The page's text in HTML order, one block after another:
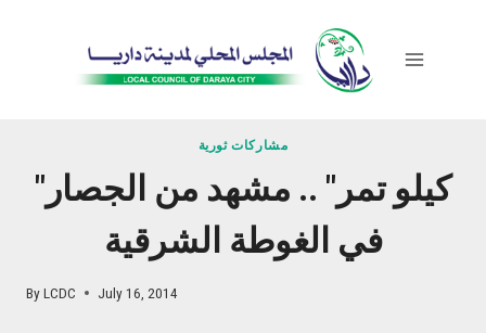
مشاركات ثورية
"كيلو تمر" .. مشهد من الجصار
في الغوطة الشرقية
ByLCDC July 16, 2014